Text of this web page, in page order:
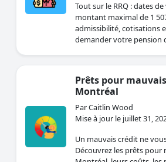
Tout sur le RRQ : dates
montant maximal de 1
admissibilité, cotisations
demander votre pension
Prêts pour
Montréal
Par Caitlin Wood
Mise à jour le juillet 31,
Un mauvais crédit ne
Découvrez les prêts pour